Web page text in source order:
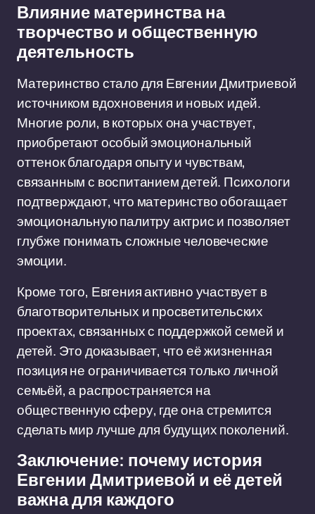
Влияние материнства на
творчество и общественную
деятельность
Материнство стало для Евгении Дмитриевой
источником вдохновения и новых идей.
Многие роли, в которых она участвует,
приобретают особый эмоциональный
оттенок благодаря опыту и чувствам,
связанным с воспитанием детей. Психологи
подтверждают, что материнство обогащает
эмоциональную палитру актрис и позволяет
глубже понимать сложные человеческие
эмоции.
Кроме того, Евгения активно участвует в
благотворительных и просветительских
проектах, связанных с поддержкой семей и
детей. Это доказывает, что её жизненная
позиция не ограничивается только личной
семьёй, а распространяется на
общественную сферу, где она стремится
сделать мир лучше для будущих поколений.
Заключение: почему история
Евгении Дмитриевой и её детей
важна для каждого